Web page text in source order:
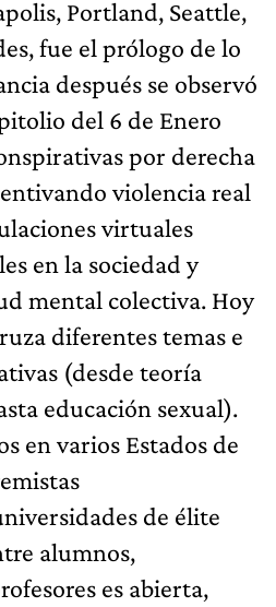
Portland, Seattle,
fue el prólogo de lo
después se observó
del 6 de Enero
por derecha
violencia real
virtuales
en la sociedad y
mental colectiva. Hoy
diferentes temas e
(desde teoría
educación sexual).
en varios Estados de
de élite
alumnos,
es abierta,